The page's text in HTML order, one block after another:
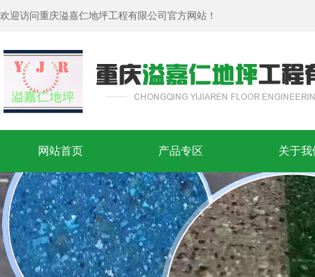
欢迎访问重庆溢嘉仁地坪工程有限公司官方网站！
网站首页 产品专区 关于我